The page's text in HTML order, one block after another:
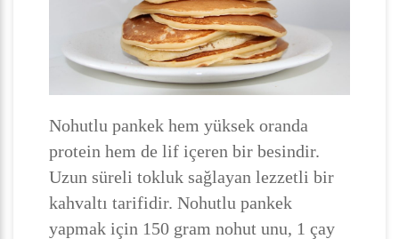
Nohutlu pankek hem yüksek oranda
protein hem de lif içeren bir besindir.
Uzun süreli tokluk sağlayan lezzetli bir
kahvaltı tarifidir. Nohutlu pankek
yapmak için 150 gram nohut unu, 1 çay